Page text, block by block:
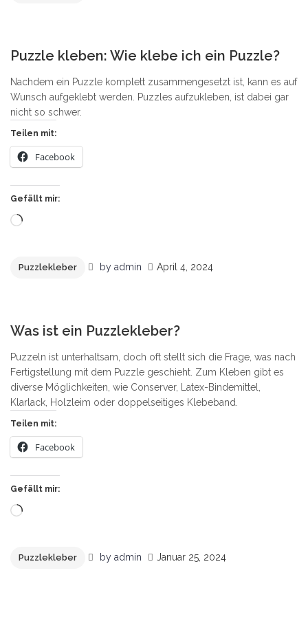
Puzzle kleben: Wie klebe ich ein Puzzle?
Nachdem ein Puzzle komplett zusammengesetzt ist, kann es auf
Wunsch aufgeklebt werden. Puzzles aufzukleben, ist dabei gar
nicht so schwer.
Teilen mit:
Facebook
Gefällt mir:
Wird
Puzzlekleber by admin April 4, 2024
Was ist ein Puzzlekleber?
Puzzeln ist unterhaltsam, doch oft stellt sich die Frage, was nach
Fertigstellung mit dem Puzzle geschieht. Zum Kleben gibt es
diverse Möglichkeiten, wie Conserver, Latex-Bindemittel,
Klarlack, Holzleim oder doppelseitiges Klebeband.
Teilen mit:
Facebook
Gefällt mir:
Wird
Puzzlekleber by admin Januar 25, 2024